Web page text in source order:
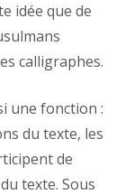
idée que de
calligraphes.
une fonction :
du texte, les
de
texte. Sous